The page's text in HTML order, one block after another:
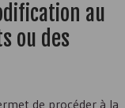
au
ou des
de procéder à la